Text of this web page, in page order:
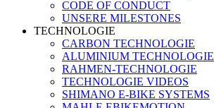
CODE OF CONDUCT
UNSERE MILESTONES
TECHNOLOGIE
CARBON TECHNOLOGIE
ALUMINIUM TECHNOLOGIE
RAHMEN-TECHNOLOGIE
TECHNOLOGIE VIDEOS
SHIMANO E-BIKE SYSTEMS